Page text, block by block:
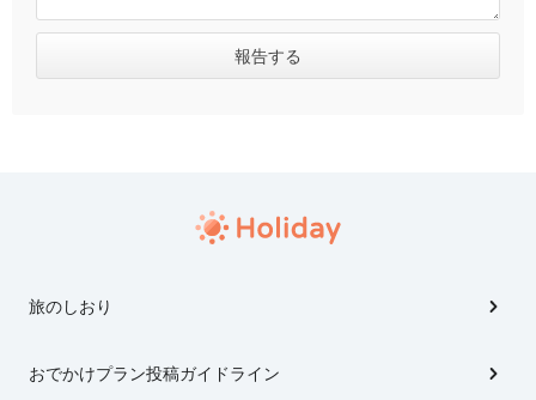
旅のしおり
おでかけプラン投稿ガイドライン